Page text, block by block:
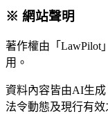
※ 網站聲明
著作權由「LawPilot
用。
資料內容皆由AI生
法令動態及現行有